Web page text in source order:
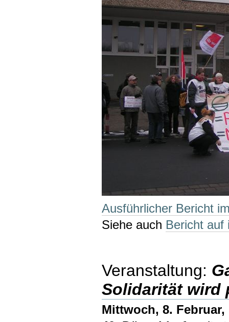
Ausführlicher Bericht
Siehe auch Bericht auf
Veranstaltung:
Solidarität wird
Mittwoch, 8. Februar,